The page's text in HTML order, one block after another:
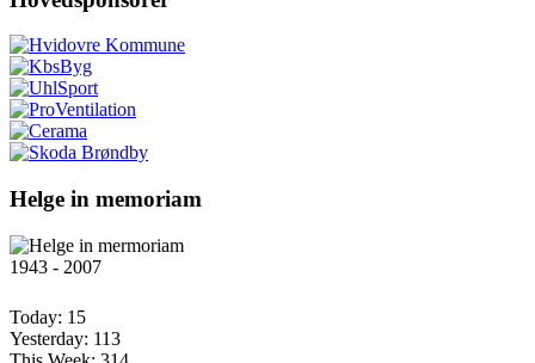
Helge in memoriam
1943 - 2007
Today: 15
Yesterday: 113